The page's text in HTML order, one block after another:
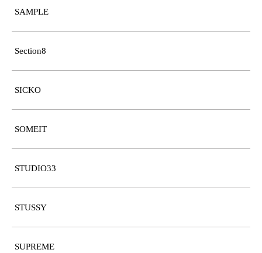
SAMPLE
Section8
SICKO
SOMEIT
STUDIO33
STUSSY
SUPREME